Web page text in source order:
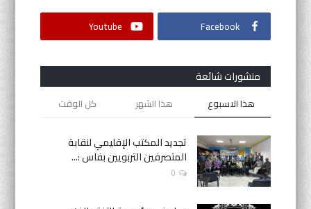
Facebook
Youtube
منشورات شائعة
هذا الاسبوع هذا الشهر كل الوقت
تجديد المكتب الإقليمي لنقابة
المتصرفين التربويين بفاس :...
0